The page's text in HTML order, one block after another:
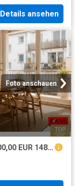
Details ansehen
Foto anschauen
Wohnung zum Kaufen in Köln 995.000,00 EUR 148.1 m²